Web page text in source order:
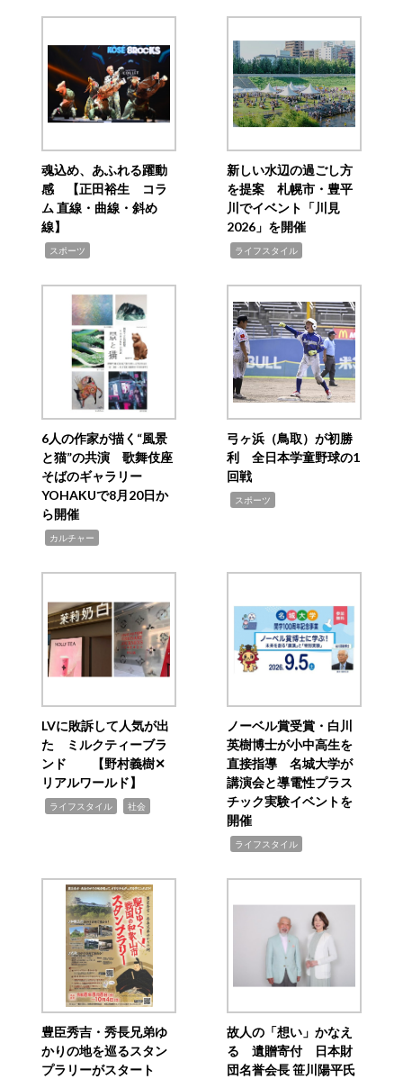
魂込め、あふれる躍動
感 【正田裕生 コラ
ム 直線・曲線・斜め
線】
スポーツ
新しい水辺の過ごし方
を提案 札幌市・豊平
川でイベント「川見
2026」を開催
ライフスタイル
6人の作家が描く“風景
と猫”の共演 歌舞伎座
そばのギャラリー
YOHAKUで8月20日か
ら開催
カルチャー
弓ヶ浜（鳥取）が初勝
利 全日本学童野球の1
回戦
スポーツ
LVに敗訴して人気が出
た ミルクティーブラ
ンド 【野村義樹✕
リアルワールド】
ライフスタイル 社会
ノーベル賞受賞・白川
英樹博士が小中高生を
直接指導 名城大学が
講演会と導電性プラス
チック実験イベントを
開催
ライフスタイル
豊臣秀吉・秀長兄弟ゆ
かりの地を巡るスタン
プラリーがスタート
故人の「想い」かなえ
る 遺贈寄付 日本財
団名誉会長 笹川陽平氏